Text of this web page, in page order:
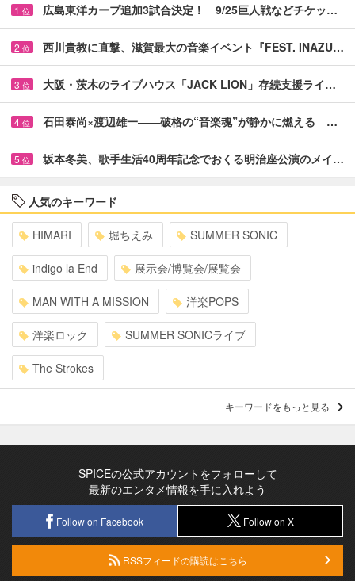
1 位 広島東洋カープ追加3試合決定！ 9/25巨人戦などチケッ…
2 位 西川貴教に直撃、滋賀最大の音楽イベント『FEST. INAZU…
3 位 大阪・茨木のライブハウス「JACK LION」存続支援ライ…
4 位 石田泰尚×渡辺雄一――破格の“音楽魂”が静かに燃える …
5 位 坂本冬美、歌手生活40周年記念でおくる明治座公演のメイ…
人気のキーワード
HIMARI 堀ちえみ SUMMER SONIC
indigo la End 展示会/博覧会/展覧会
MAN WITH A MISSION 洋楽POPS
洋楽ロック SUMMER SONICライブ
The Strokes
キーワードをもっと見る
SPICEの公式アカウントをフォローして
最新のエンタメ情報を手に入れよう
Follow on Facebook Follow on X
RSSフィードの購読はこちら